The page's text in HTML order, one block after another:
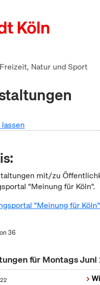
Freizeit, Natur und Sport
mit/zu
"Meinung für Köln".
"Meinung für Köln"
36
für Montags